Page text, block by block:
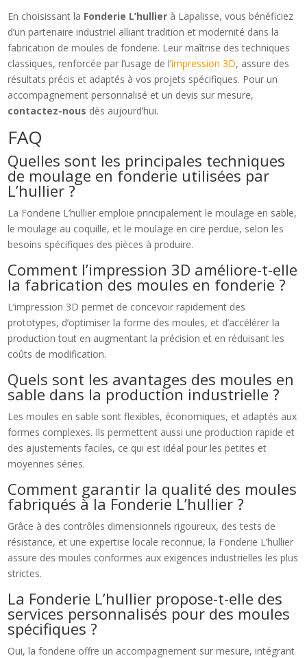
En choisissant la Fonderie L’hullier à Lapalisse, vous bénéficiez
d’un partenaire industriel alliant tradition et modernité dans la
fabrication de moules de fonderie. Leur maîtrise des techniques
classiques, renforcée par l’usage de l’impression 3D, assure des
résultats précis et adaptés à vos projets spécifiques. Pour un
accompagnement personnalisé et un devis sur mesure,
contactez-nous dès aujourd’hui.
FAQ
Quelles sont les principales techniques
de moulage en fonderie utilisées par
L’hullier ?
La Fonderie L’hullier emploie principalement le moulage en sable,
le moulage au coquille, et le moulage en cire perdue, selon les
besoins spécifiques des pièces à produire.
Comment l’impression 3D améliore-t-elle
la fabrication des moules en fonderie ?
L’impression 3D permet de concevoir rapidement des
prototypes, d’optimiser la forme des moules, et d’accélérer la
production tout en augmentant la précision et en réduisant les
coûts de modification.
Quels sont les avantages des moules en
sable dans la production industrielle ?
Les moules en sable sont flexibles, économiques, et adaptés aux
formes complexes. Ils permettent aussi une production rapide et
des ajustements faciles, ce qui est idéal pour les petites et
moyennes séries.
Comment garantir la qualité des moules
fabriqués à la Fonderie L’hullier ?
Grâce à des contrôles dimensionnels rigoureux, des tests de
résistance, et une expertise locale reconnue, la Fonderie L’hullier
assure des moules conformes aux exigences industrielles les plus
strictes.
La Fonderie L’hullier propose-t-elle des
services personnalisés pour des moules
spécifiques ?
Oui, la fonderie offre un accompagnement sur mesure, intégrant